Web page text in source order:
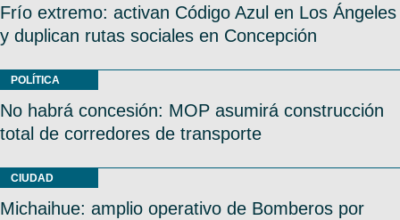
Frío extremo: activan Código Azul en Los Ángeles
y duplican rutas sociales en Concepción
POLÍTICA
No habrá concesión: MOP asumirá construcción
total de corredores de transporte
CIUDAD
Michaihue: amplio operativo de Bomberos por